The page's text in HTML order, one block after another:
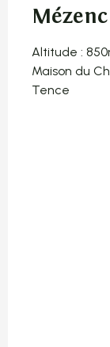
Mézenc
Altitude :
Maison du
Tence